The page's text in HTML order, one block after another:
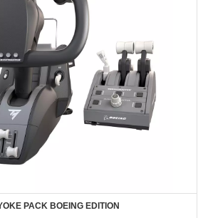
PACK BOEING EDITION